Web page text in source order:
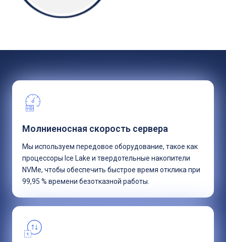
Молниеносная скорость сервера
Мы используем передовое оборудование, такое как
процессоры Ice Lake и твердотельные накопители
NVMe, чтобы обеспечить быстрое время отклика при
99,95 % времени безотказной работы.